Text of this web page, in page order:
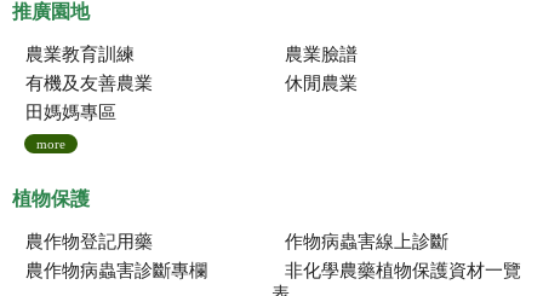
推廣園地
農業教育訓練
農業臉譜
有機及友善農業
休閒農業
田媽媽專區
more
植物保護
農作物登記用藥
作物病蟲害線上診斷
農作物病蟲害診斷專欄
非化學農藥植物保護資材一覽